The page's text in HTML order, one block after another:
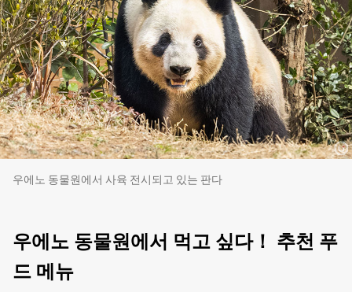
우에노 동물원에서 사육 전시되고 있는 판다
우에노 동물원에서 먹고 싶다！ 추천 푸
드 메뉴